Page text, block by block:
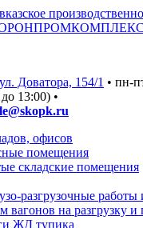
Доватора, 154/1 • пн-
13:00) •
офисов
помещения
складские помещения
разгрузочные работы
вагонов на разгрузку и
ЖД тупика